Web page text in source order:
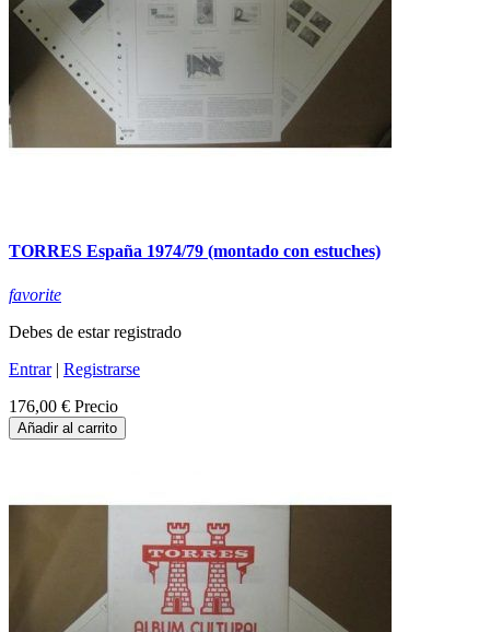
TORRES España 1974/79 (montado con estuches)
favorite
Debes de estar registrado
Entrar| Registrarse
176,00 € Precio
Añadir al carrito